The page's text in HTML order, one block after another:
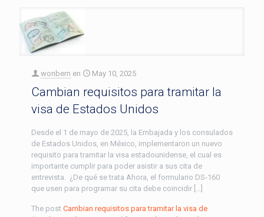
wonbern en May 10, 2025
Cambian requisitos para tramitar la
visa de Estados Unidos
Desde el 1 de mayo de 2025, la Embajada y los consulados
de Estados Unidos, en México, implementaron un nuevo
requisito para tramitar la visa estadounidense, el cual es
importante cumplir para poder asistir a sus cita de
entrevista. ¿De qué se trata Ahora, el formulario DS-160
que usen para programar su cita debe coincidir […]
The post Cambian requisitos para tramitar la visa de